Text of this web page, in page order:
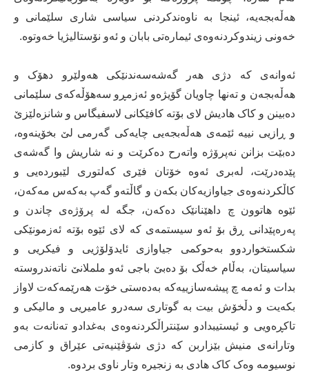
هەڵەبجەیە، ئینجا بە ناوەندکردنی سیاسی شاری سلێمانی و
خەونی زیندوکردنەوەی ئیمارەتی بابان و ئەو نۆستالیژیا خەوتوە.
ئەوانەی کە دژی هەر گەشەسەندنێکی هەولێرو دهۆک و
هەڵەبجەن و تەنها چاویان گۆیژەو ئەزمڕو سەهۆڵەکەی سلێمانی
دەبینن و کاک هادیش لای بۆتە کافێکانی لاسفیگاس و شانزەلێزێ
و ڕازیی نییە ئێمەی هەڵەبجەیی چایەکی گەرمی لێ بخۆینەوە،
دەبێت بزانن نەپرۆژە واتەرح دەکرێت و نە شاریش وا گەشەی
پێدەدرێت، لەبری ئەوە خۆتان فێری کەلتوری لێبوردەیی و
کاڵکردنەوەی جیاوازیەکان بکەن و گاڵتەو گەپ بەکەس مەکەن،
ئێوە هاتوون چ داهێنانێک دەکەن، جگە لە پرۆژەی چاندن و
پەرەپێدانی ڕق بۆ ئەو سیستمەی کە لای ئێوە بۆتە ئەزمونێکی
شکستخواردوو بەحوکمی جیاوازی ئایدۆلۆژیی و فیکریی و
سیاسیتان، بەڵام خەڵک بۆ دەبێ باجی ئەو ململانێ ناتەندروستە
بدات و ئەمە چ پیشەسازییەکە بەدەستی خۆت هەرێمەکەت لاواز
بکەیت و دڵخۆش بیت بە گوتاری سەدرو عامیریی و مالیکی و
تاکڕەویی و ئیستیبدادو سێنتراڵکردنەوەی بەغدادو تەنانەت بەو
وتارانەی منیش بێزاربن کە دژی شۆڤێنیەتی عێراق و کازمی
نوسیومە وەک کاک هادی بە زنجیرە وتار ناوی بردوە.